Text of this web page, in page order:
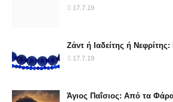
17.7.19
Ζάντ ή Ιαδείτης ή Νεφρίτης:
17.7.19
Άγιος Παΐσιος: Από τα